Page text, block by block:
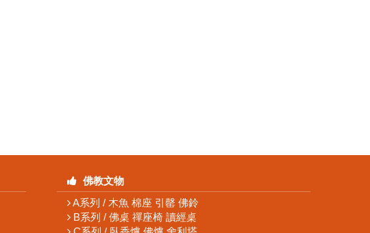
佛教文物
A系列 / 木魚 棉座 引罄 佛鈴
B系列 / 佛桌 禪座椅 讀經桌